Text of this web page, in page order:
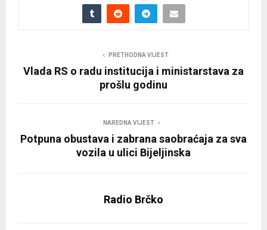
PRETHODNA VIJEST
Vlada RS o radu institucija i ministarstava za
prošlu godinu
NAREDNA VIJEST
Potpuna obustava i zabrana saobraćaja za sva
vozila u ulici Bijeljinska
Radio Brčko